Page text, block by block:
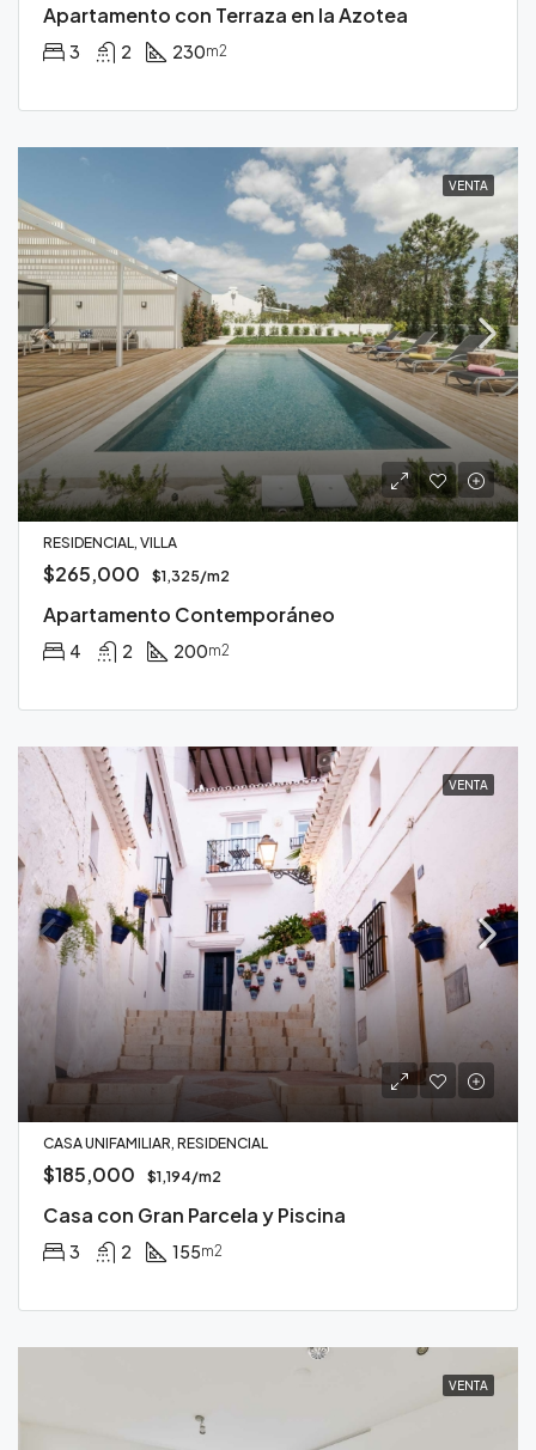
Apartamento con Terraza en la Azotea
3 2 230m2
VENTA
RESIDENCIAL, VILLA
$265,000 $1,325/m2
Apartamento Contemporáneo
4 2 200m2
VENTA
CASA UNIFAMILIAR, RESIDENCIAL
$185,000 $1,194/m2
Casa con Gran Parcela y Piscina
3 2 155m2
VENTA